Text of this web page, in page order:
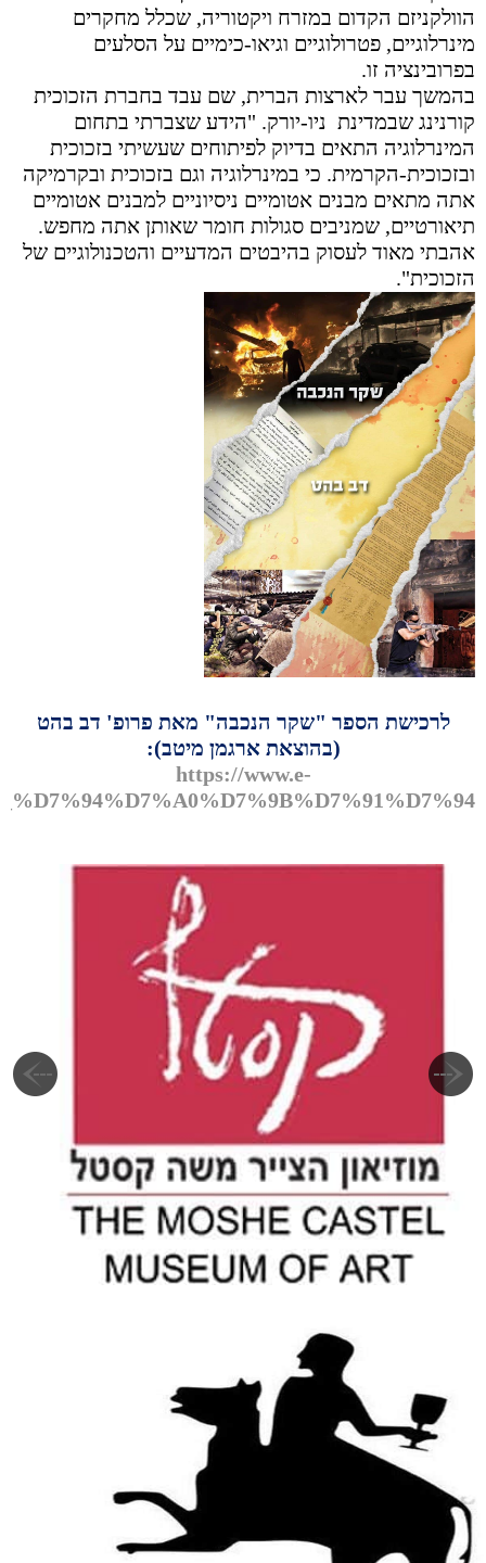
הוולקניזם הקדום במזרח ויקטוריה, שכלל מחקרים
מינרלוגיים, פטרולוגיים וגיאו-כימיים על הסלעים
בפרובינציה זו.
בהמשך עבר לארצות הברית, שם עבד בחברת הזכוכית
קורנינג שבמדינת ניו-יורק. "הידע שצברתי בתחום
המינרלוגיה התאים בדיוק לפיתוחים שעשיתי בזכוכית
ובזכוכית-הקרמית. כי במינרלוגיה וגם בזכוכית ובקרמיקה
אתה מתאים מבנים אטומיים ניסיוניים למבנים אטומיים
תיאורטיים, שמניבים סגולות חומר שאותן אתה מחפש.
אהבתי מאוד לעסוק בהיבטים המדעיים והטכנולוגיים של
הזכוכית".
לרכישת הספר "שקר הנכבה" מאת פרופ' דב בהט
(בהוצאת ארגמן מיטב):
https://www.e-